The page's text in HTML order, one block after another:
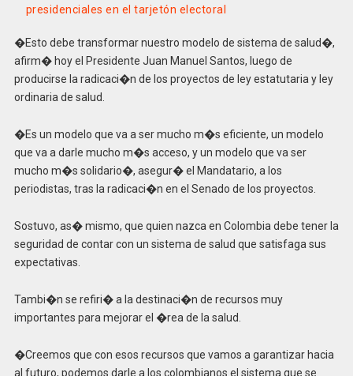
presidenciales en el tarjetón electoral
�Esto debe transformar nuestro modelo de sistema de salud�,
afirm� hoy el Presidente Juan Manuel Santos, luego de
producirse la radicaci�n de los proyectos de ley estatutaria y ley
ordinaria de salud.
�Es un modelo que va a ser mucho m�s eficiente, un modelo
que va a darle mucho m�s acceso, y un modelo que va ser
mucho m�s solidario�, asegur� el Mandatario, a los
periodistas, tras la radicaci�n en el Senado de los proyectos.
Sostuvo, as� mismo, que quien nazca en Colombia debe tener la
seguridad de contar con un sistema de salud que satisfaga sus
expectativas.
Tambi�n se refiri� a la destinaci�n de recursos muy
importantes para mejorar el �rea de la salud.
�Creemos que con esos recursos que vamos a garantizar hacia
al futuro, podemos darle a los colombianos el sistema que se